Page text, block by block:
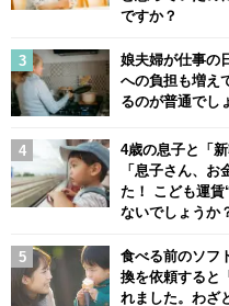
ですか？
娘夫婦が仕事の
への負担も増え
るのが普通でし
4歳の息子と「
「息子さん、お
た！ こども運賃
ないでしょうか
食べる前のソフ
換を依頼すると
れました。わざ